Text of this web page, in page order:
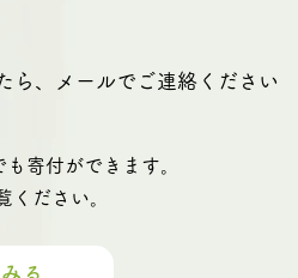
ら、メールでご連絡ください
ください。
寄付ができます。
る